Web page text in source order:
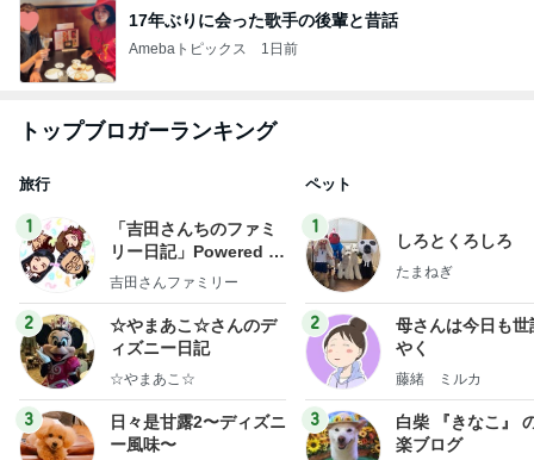
17年ぶりに会った歌手の後輩と昔話
Amebaトピックス 1日前
トップブロガーランキング
旅行
1
「吉田さんちのファミ
リー日記」Powered b
y Ameba 吉田さんファ
ログ
吉田さんファミリー
2
☆やまあこ☆さんのデ
ィズニー日記
☆やまあこ☆
3
日々是甘露2〜ディズニ
ー風味〜
ペット
1
しろとくろしろ
たまねぎ
2
母さんは今日も世
やく
藤緒 ミルカ
3
白柴 『きなこ』
楽ブログ